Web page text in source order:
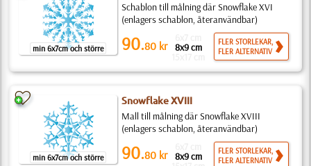
min 6x7cm och större
Schablon till målning där Snowflake XVI
(enlagers schablon, återanvändbar)
90.80 kr 8x9 cm
FLER STORLEKAR,
FLER ALTERNATIV
min 6x7cm och större
Snowflake XVIII
Mall till målning där Snowflake XVIII
(enlagers schablon, återanvändbar)
90.80 kr 8x9 cm
FLER STORLEKAR,
FLER ALTERNATIV